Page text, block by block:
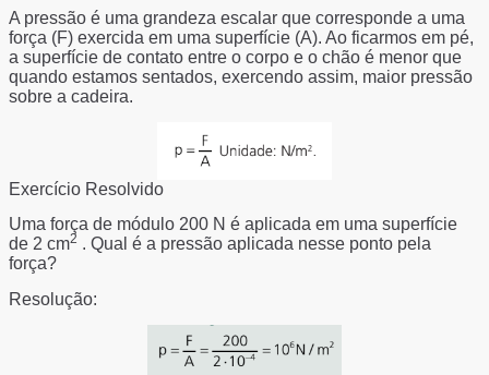
A pressão é uma grandeza escalar que corresponde a uma
força (F) exercida em uma superfície (A). Ao ficarmos em pé,
a superfície de contato entre o corpo e o chão é menor que
quando estamos sentados, exercendo assim, maior pressão
sobre a cadeira.
Exercício Resolvido
Uma força de módulo 200 N é aplicada em uma superfície
de 2 cm2 . Qual é a pressão aplicada nesse ponto pela
força?
Resolução: